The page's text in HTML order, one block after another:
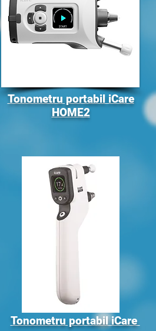
Tonometru portabil iCare
HOME2
Tonometru portabil iCare